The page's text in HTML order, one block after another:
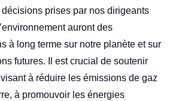
prises par nos dirigeants
auront des
à long terme sur notre planète et sur
futures. Il est crucial de soutenir
à réduire les émissions de gaz
à promouvoir les énergies